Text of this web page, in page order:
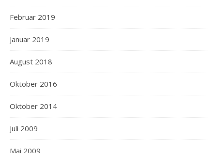
Februar 2019
Januar 2019
August 2018
Oktober 2016
Oktober 2014
Juli 2009
Mai 2009